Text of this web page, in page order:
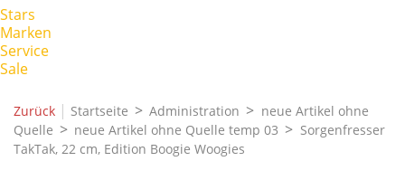
Stars
Marken
Service
Sale
Zurück | Startseite Administration
neue Artikel ohne
Quelle
neue Artikel ohne Quelle temp 03
Sorgenfresser
TakTak, 22 cm, Edition Boogie Woogies